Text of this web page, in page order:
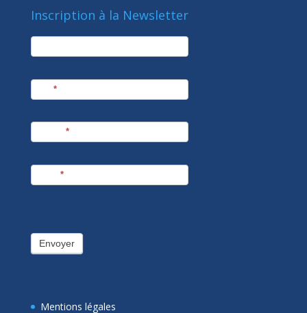
Inscription à la Newsletter
newsletter
*
*
*
Envoyer
Mentions légales